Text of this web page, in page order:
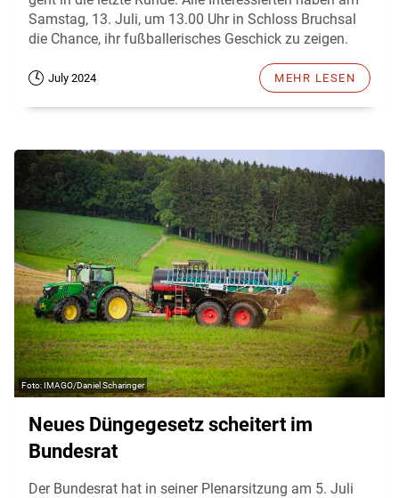
Samstag, 13. Juli, um 13.00 Uhr in Schloss Bruchsal
die Chance, ihr fußballerisches Geschick zu zeigen.
July 2024 MEHR LESEN
IMAGO/Daniel Scharinger
Neues Düngegesetz scheitert im
Bundesrat
Der Bundesrat hat in seiner Plenarsitzung am 5. Juli